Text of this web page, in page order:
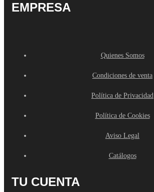
EMPRESA
Quienes Somos
Condiciones de venta
Política de Privacidad
Política de Cookies
Aviso Legal
Catálogos
TU CUENTA